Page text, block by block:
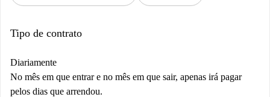
Tipo de contrato
Diariamente
No mês em que entrar e no mês em que sair, apenas irá pagar
pelos dias que arrendou.